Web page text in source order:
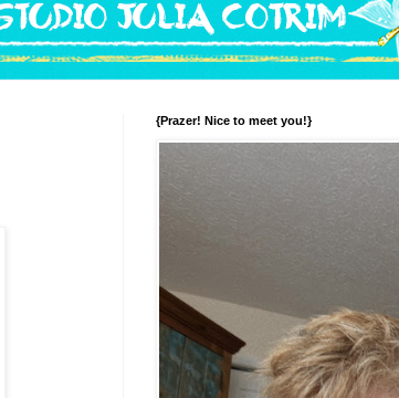
{Prazer! Nice to meet you!}